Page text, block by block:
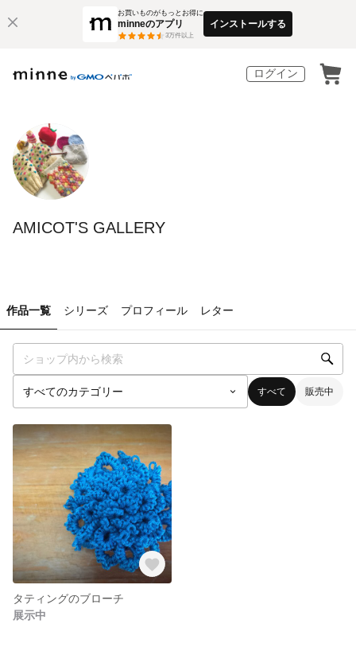
お買いものがもっとお得に
minneのアプリ
3万件以上
インストールする
ログイン
AMICOT'S GALLERY
作品一覧 シリーズ プロフィール レター
すべて 販売中
タティングのブローチ
展示中